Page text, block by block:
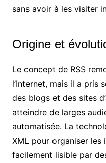
sans avoir à les visiter
Origine et
Le concept de RSS
l’Internet, mais il a pris
des blogs et des sites
atteindre de larges
automatisée. La
XML pour organiser
facilement lisible par